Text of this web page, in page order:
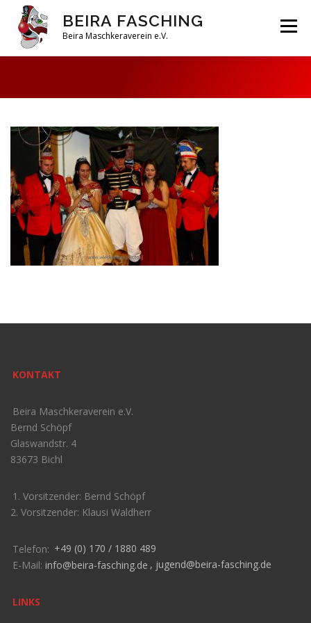
Inhalt
springen
BEIRA FASCHING
Beira Maschkeraverein e.V.
Menü
VEREIN ARCHIV
KONTAKT
Beira Maschkeraverein e.V.
Bernd Schöpf
Glaswandstr. 4
83673 Bichl
1. Vorsitzender: Bernd Schöpf
2. Vorsitzender: Klausi Waldherr
Telefon: +49 (0) 170 / 1880 489
E-Mail: info@beira-fasching.de , jugend@beira-fasching.de
LINKS